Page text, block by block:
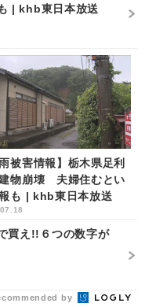
| khb東日本放送
雨被害情報】栃木県足利
物崩壊 夫婦住むとい
も | khb東日本放送
買え!!６つの数字が
by